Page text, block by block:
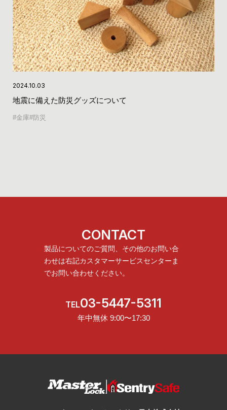
2024.10.03
地震に備えた防災グッズについて
金庫 防災
CONTACT
製品についてのご質問、その他のお問い合
わせは右記カスタマーサービスセンターま
でお問い合わせください。
TEL03-5447-5311
年中無休 9:00〜17:30